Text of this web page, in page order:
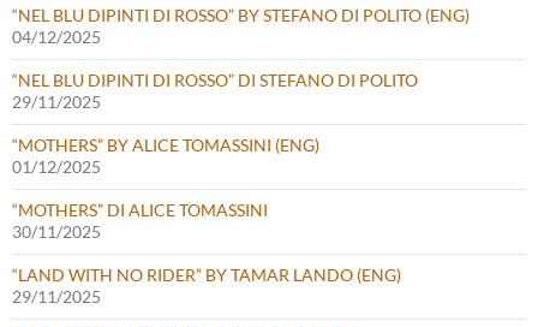
“NEL BLU DIPINTI DI ROSSO” BY STEFANO DI POLITO (ENG)
04/12/2025
“NEL BLU DIPINTI DI ROSSO” DI STEFANO DI POLITO
29/11/2025
“MOTHERS” BY ALICE TOMASSINI (ENG)
01/12/2025
“MOTHERS” DI ALICE TOMASSINI
30/11/2025
“LAND WITH NO RIDER” BY TAMAR LANDO (ENG)
29/11/2025